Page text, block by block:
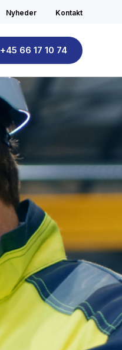
Nyheder Kontakt
+45 66 17 10 74